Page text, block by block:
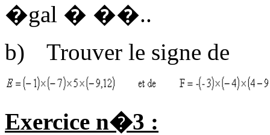
�gal � ��..
b)
Trouver le signe de
Exercice n�3 :